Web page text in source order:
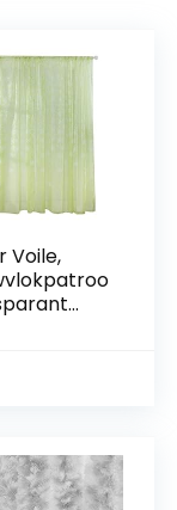
Voile,